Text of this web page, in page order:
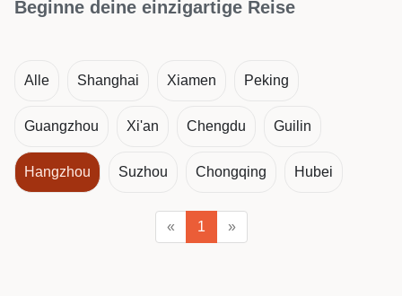
Beginne deine einzigartige Reise
Alle Shanghai Xiamen Peking
Guangzhou Xi'an Chengdu Guilin
Hangzhou Suzhou Chongqing Hubei
« 1 »